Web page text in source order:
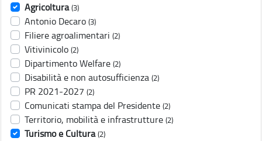
Agricoltura (3)
Antonio Decaro (3)
Filiere agroalimentari (2)
Vitivinicolo (2)
Dipartimento Welfare (2)
Disabilità e non autosufficienza (2)
PR 2021-2027 (2)
Comunicati stampa del Presidente (2)
Territorio, mobilità e infrastrutture (2)
Turismo e Cultura (2)